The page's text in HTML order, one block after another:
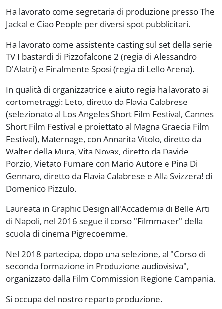
Ha lavorato come segretaria di produzione presso The
Jackal e Ciao People per diversi spot pubblicitari.
Ha lavorato come assistente casting sul set della serie
TV I bastardi di Pizzofalcone 2 (regia di Alessandro
D'Alatri) e Finalmente Sposi (regia di Lello Arena).
In qualità di organizzatrice e aiuto regia ha lavorato ai
cortometraggi: Leto, diretto da Flavia Calabrese
(selezionato al Los Angeles Short Film Festival, Cannes
Short Film Festival e proiettato al Magna Graecia Film
Festival), Maternage, con Annarita Vitolo, diretto da
Walter della Mura, Vita Novax, diretto da Davide
Porzio, Vietato Fumare con Mario Autore e Pina Di
Gennaro, diretto da Flavia Calabrese e Alla Svizzera! di
Domenico Pizzulo.
Laureata in Graphic Design all'Accademia di Belle Arti
di Napoli, nel 2016 segue il corso "Filmmaker" della
scuola di cinema Pigrecoemme.
Nel 2018 partecipa, dopo una selezione, al "Corso di
seconda formazione in Produzione audiovisiva",
organizzato dalla Film Commission Regione Campania.
Si occupa del nostro reparto produzione.